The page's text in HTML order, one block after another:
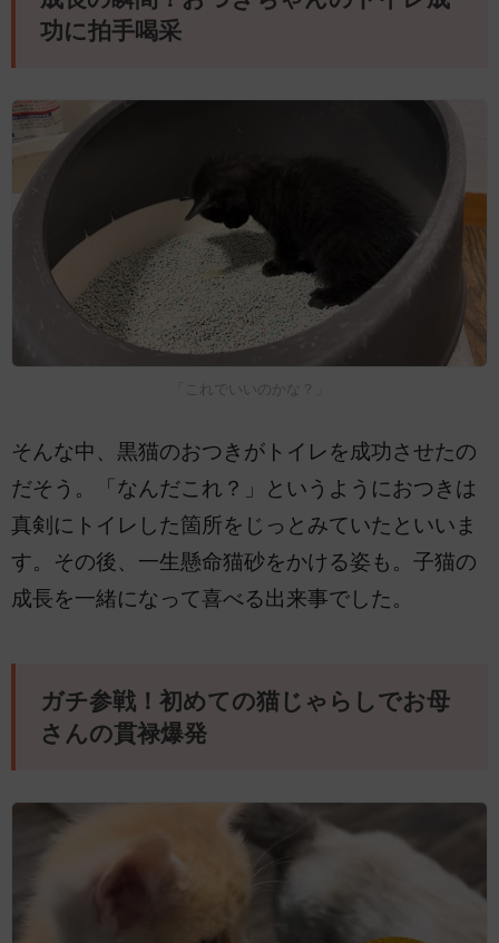
功に拍手喝采
「これでいいのかな？」
そんな中、黒猫のおつきがトイレを成功させたの
だそう。「なんだこれ？」というようにおつきは
真剣にトイレした箇所をじっとみていたといいま
す。その後、一生懸命猫砂をかける姿も。子猫の
成長を一緒になって喜べる出来事でした。
ガチ参戦！初めての猫じゃらしでお母
さんの貫禄爆発